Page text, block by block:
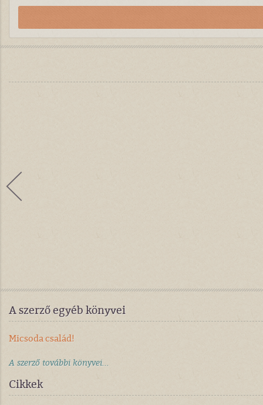
A szerző egyéb könyvei
Micsoda család!
A szerző további könyvei...
Cikkek